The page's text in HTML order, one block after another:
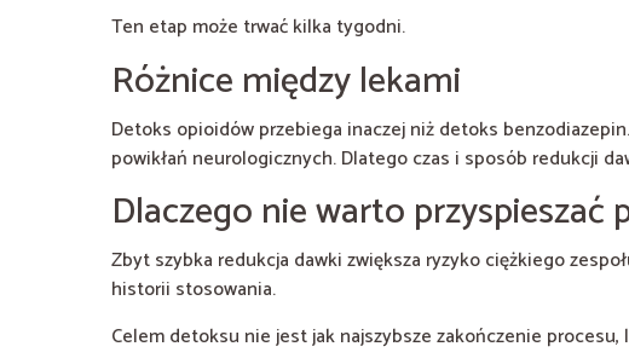
Ten etap może trwać kilka tygodni.
Różnice między lekami
Detoks opioidów przebiega inaczej niż detoks
powikłań neurologicznych. Dlatego czas i sposób redukcji
Dlaczego nie warto przyspieszać
Zbyt szybka redukcja dawki zwiększa ryzyko ciężkiego
historii stosowania.
Celem detoksu nie jest jak najszybsze zakończenie